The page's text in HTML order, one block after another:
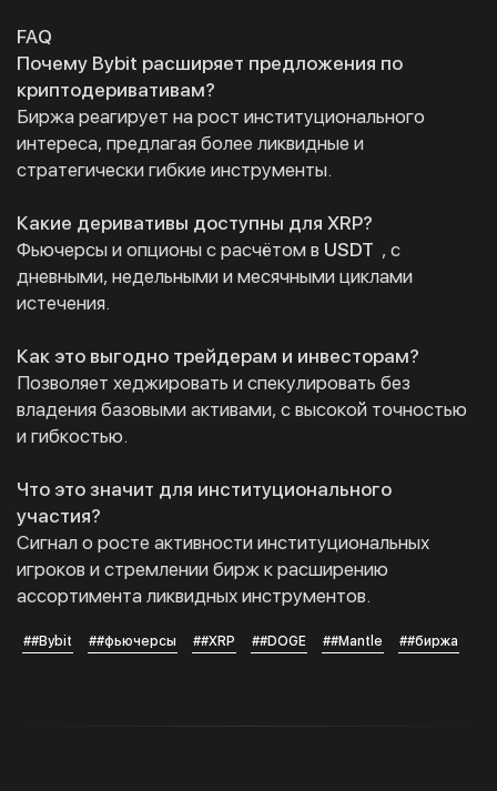
FAQ
Почему Bybit расширяет предложения по
криптодеривативам?
Биржа реагирует на рост институционального
интереса, предлагая более ликвидные и
стратегически гибкие инструменты.
Какие деривативы доступны для XRP?
Фьючерсы и опционы с расчётом в USDT , с
дневными, недельными и месячными циклами
истечения.
Как это выгодно трейдерам и инвесторам?
Позволяет хеджировать и спекулировать без
владения базовыми активами, с высокой точностью
и гибкостью.
Что это значит для институционального
участия?
Сигнал о росте активности институциональных
игроков и стремлении бирж к расширению
ассортимента ликвидных инструментов.
##Bybit ##фьючерсы ##XRP ##DOGE ##Mantle ##биржа